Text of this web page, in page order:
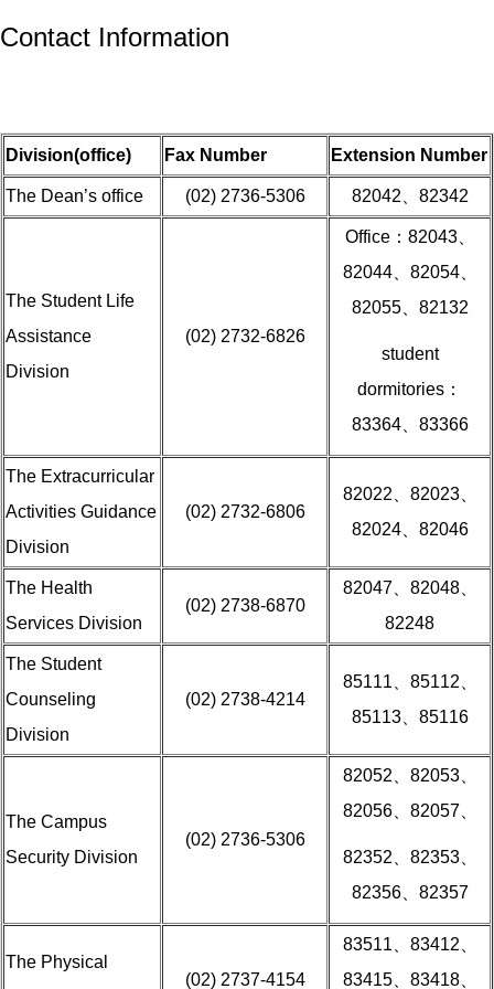
Contact Information
Division(office) Fax Number Extension Number
The Dean’s office (02) 2736-5306 82042、82342
The Student Life
Assistance
Division
(02) 2732-6826
Office：82043、
82044、82054、
82055、82132
student
dormitories：
83364、83366
The Extracurricular
Activities Guidance
Division
(02) 2732-6806
82022、82023、
82024、82046
The Health
Services Division
(02) 2738-6870
82047、82048、
82248
The Student
Counseling
Division
(02) 2738-4214
85111、85112、
85113、85116
The Campus
Security Division
(02) 2736-5306
82052、82053、
82056、82057、
82352、82353、
82356、82357
The Physical
(02) 2737-4154
83511、83412、
83415、83418、